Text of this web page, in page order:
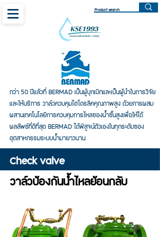
กว่า 50 ปีแล้วที่ BERMAD เป็นผู้บุกเบิกและเป็นผู้นำในการวิจัย
และให้บริการ วาล์วควบคุมไฮโดรลิคคุณภาพสูง ด้วยการผสม
ผสานเทคโนโลยีการควบคุมการไหลของน้ำขั้นสูงเพื่อให้ได้
ผลลัพธ์ที่ดีที่สุด BERMAD ได้พิสูจน์ตัวเองในทุกระดับของ
อุตสาหกรรมระบบน้ำมายาวนาน
Check valve
วาล์วป้องกันน้ำไหลย้อนกลับ